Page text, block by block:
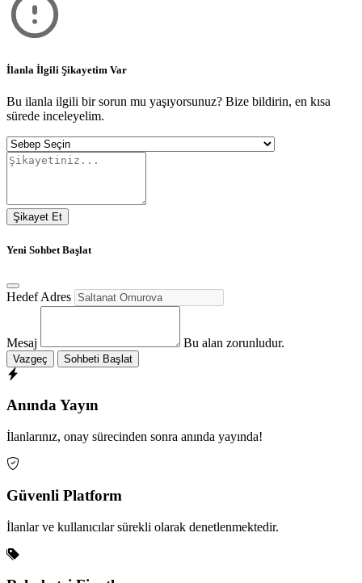
İlanla İlgili Şikayetim Var
Bu ilanla ilgili bir sorun mu yaşıyorsunuz? Bize bildirin, en kısa
sürede inceleyelim.
Şikayet Et
Yeni Sohbet Başlat
Hedef Adres
Mesaj Bu alan zorunludur.
Vazgeç Sohbeti Başlat
Anında Yayın
İlanlarınız, onay sürecinden sonra anında yayında!
Güvenli Platform
İlanlar ve kullanıcılar sürekli olarak denetlenmektedir.